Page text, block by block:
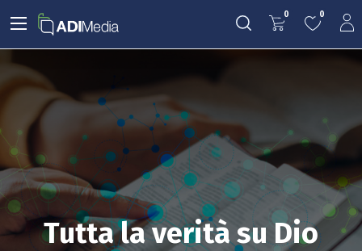
0 0
Tutta la verità su Dio